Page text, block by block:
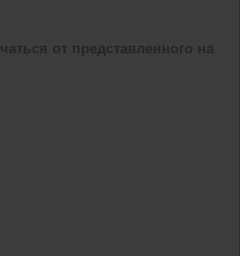
от представленного на